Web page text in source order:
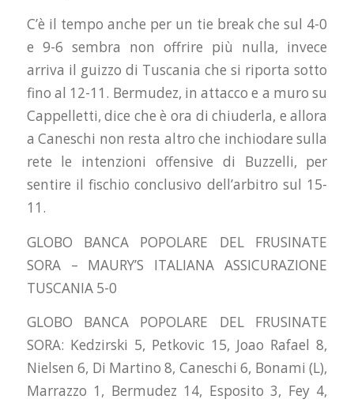
C’è il tempo anche per un tie break che sul 4-0
e 9-6 sembra non offrire più nulla, invece
arriva il guizzo di Tuscania che si riporta sotto
fino al 12-11. Bermudez, in attacco e a muro su
Cappelletti, dice che è ora di chiuderla, e allora
a Caneschi non resta altro che inchiodare sulla
rete le intenzioni offensive di Buzzelli, per
sentire il fischio conclusivo dell’arbitro sul 15-
11.
GLOBO BANCA POPOLARE DEL FRUSINATE
SORA – MAURY’S ITALIANA ASSICURAZIONE
TUSCANIA 5-0
GLOBO BANCA POPOLARE DEL FRUSINATE
SORA: Kedzirski 5, Petkovic 15, Joao Rafael 8,
Nielsen 6, Di Martino 8, Caneschi 6, Bonami (L),
Marrazzo 1, Bermudez 14, Esposito 3, Fey 4,